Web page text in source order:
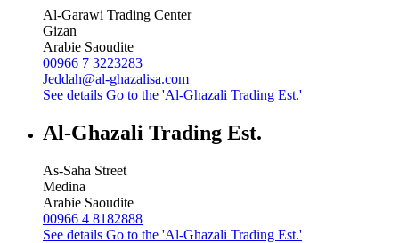
Al-Garawi Trading Center
Gizan
Arabie Saoudite
00966 7 3223283
Jeddah@al-ghazalisa.com
See details Go to the 'Al-Ghazali Trading Est.'
Al-Ghazali Trading Est.
As-Saha Street
Medina
Arabie Saoudite
00966 4 8182888
See details Go to the 'Al-Ghazali Trading Est.'